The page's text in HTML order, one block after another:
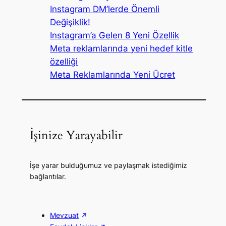
Instagram DM’lerde Önemli
Değişiklik!
Instagram’a Gelen 8 Yeni Özellik
Meta reklamlarında yeni hedef kitle
özelliği
Meta Reklamlarında Yeni Ücret
İşinize Yarayabilir
İşe yarar bulduğumuz ve paylaşmak istediğimiz
bağlantılar.
Mevzuat